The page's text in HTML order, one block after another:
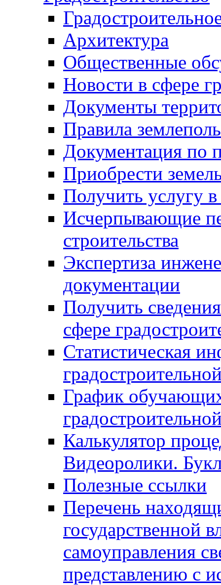
Архитектура
Общественные
Новости в сфере
Документы
Правила
Документация по
Приобрести
Получить услугу в
Исчерпывающие
строительства
Экспертиза
документации
Получить
сфере
Статистическая
График
Калькулятор
Видеоролики.
Полезные ссылки
Перечень
государственной
самоуправления
представлению с